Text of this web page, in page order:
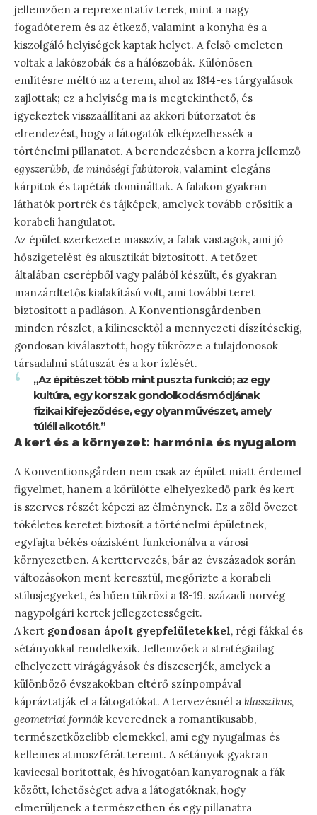
jellemzően a reprezentatív terek, mint a nagy
fogadóterem és az étkező, valamint a konyha és a
kiszolgáló helyiségek kaptak helyet. A felső emeleten
voltak a lakószobák és a hálószobák. Különösen
említésre méltó az a terem, ahol az 1814-es tárgyalások
zajlottak; ez a helyiség ma is megtekinthető, és
igyekeztek visszaállítani az akkori bútorzatot és
elrendezést, hogy a látogatók elképzelhessék a
történelmi pillanatot. A berendezésben a korra jellemző
egyszerűbb, de minőségi fabútorok, valamint elegáns
kárpitok és tapéták domináltak. A falakon gyakran
láthatók portrék és tájképek, amelyek tovább erősítik a
korabeli hangulatot.
Az épület szerkezete masszív, a falak vastagok, ami jó
hőszigetelést és akusztikát biztosított. A tetőzet
általában cserépből vagy palából készült, és gyakran
manzárdtetős kialakítású volt, ami további teret
biztosított a padláson. A Konventionsgårdenben
minden részlet, a kilincsektől a mennyezeti díszítésekig,
gondosan kiválasztott, hogy tükrözze a tulajdonosok
társadalmi státuszát és a kor ízlését.
„Az építészet több mint puszta funkció; az egy
kultúra, egy korszak gondolkodásmódjának
fizikai kifejeződése, egy olyan művészet, amely
túléli alkotóit.”
A kert és a környezet: harmónia és nyugalom
A Konventionsgården nem csak az épület miatt érdemel
figyelmet, hanem a körülötte elhelyezkedő park és kert
is szerves részét képezi az élménynek. Ez a zöld övezet
tökéletes keretet biztosít a történelmi épületnek,
egyfajta békés oázisként funkcionálva a városi
környezetben. A kerttervezés, bár az évszázadok során
változásokon ment keresztül, megőrizte a korabeli
stílusjegyeket, és hűen tükrözi a 18-19. századi norvég
nagypolgári kertek jellegzetességeit.
A kert gondosan ápolt gyepfelületekkel, régi fákkal és
sétányokkal rendelkezik. Jellemzőek a stratégiailag
elhelyezett virágágyások és díszcserjék, amelyek a
különböző évszakokban eltérő színpompával
kápráztatják el a látogatókat. A tervezésnél a klasszikus,
geometriai formák keverednek a romantikusabb,
természetközelibb elemekkel, ami egy nyugalmas és
kellemes atmoszférát teremt. A sétányok gyakran
kaviccsal borítottak, és hívogatóan kanyarognak a fák
között, lehetőséget adva a látogatóknak, hogy
elmerüljenek a természetben és egy pillanatra